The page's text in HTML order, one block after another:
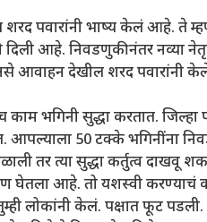
पवारांनी भाष्य केलं आहे. ते
दिली आहे. निवडणुकीनंतर नव्या
असे आवाहन देखील शरद पवारांनी
काम भगिनी सुद्धा करतात.
50 टक्के भगिनींना
तर त्या सुद्धा कर्तुत्व दाखवू
घेतला आहे. तो यशस्वी करण्याचं
लोकांनी केलं. पक्षात फूट